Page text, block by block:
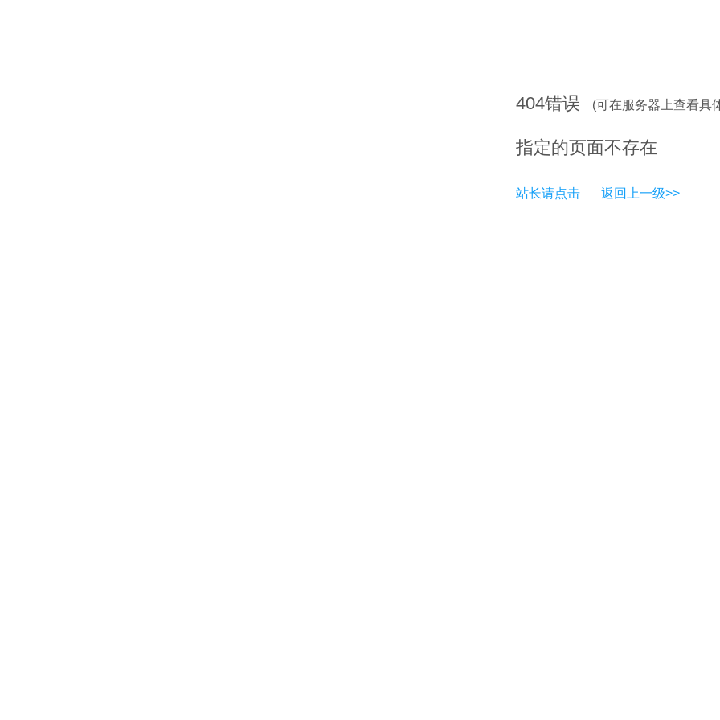
404错误 (可在服务器上查看具
指定的页面不存在
站长请点击 返回上一级>>